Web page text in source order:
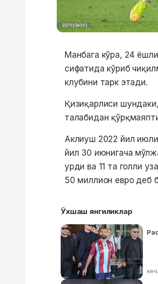
Манбага кўра, 24
сифатида кўриб
клубини тарк этади.
Қизиқарлиси
талабидан
Аклиуш 2022 йил
йил 30 июнигача
урди ва 11 та голли
50 миллион евро деб
Ўхшаш янгиликлар